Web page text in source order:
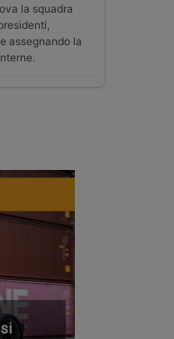
la squadra
assegnando la